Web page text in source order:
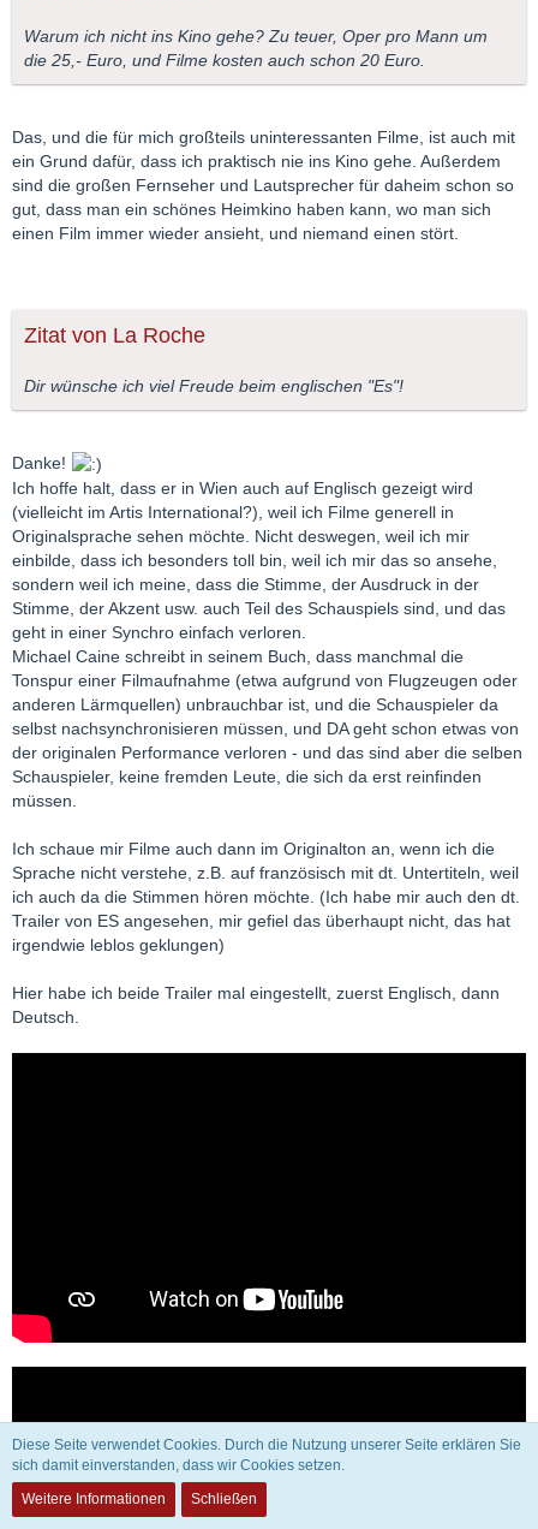
Warum ich nicht ins Kino gehe? Zu teuer, Oper pro Mann um
die 25,- Euro, und Filme kosten auch schon 20 Euro.
Das, und die für mich großteils uninteressanten Filme, ist auch mit
ein Grund dafür, dass ich praktisch nie ins Kino gehe. Außerdem
sind die großen Fernseher und Lautsprecher für daheim schon so
gut, dass man ein schönes Heimkino haben kann, wo man sich
einen Film immer wieder ansieht, und niemand einen stört.
Zitat von La Roche
Dir wünsche ich viel Freude beim englischen "Es"!
Danke!
Ich hoffe halt, dass er in Wien auch auf Englisch gezeigt wird
(vielleicht im Artis International?), weil ich Filme generell in
Originalsprache sehen möchte. Nicht deswegen, weil ich mir
einbilde, dass ich besonders toll bin, weil ich mir das so ansehe,
sondern weil ich meine, dass die Stimme, der Ausdruck in der
Stimme, der Akzent usw. auch Teil des Schauspiels sind, und das
geht in einer Synchro einfach verloren.
Michael Caine schreibt in seinem Buch, dass manchmal die
Tonspur einer Filmaufnahme (etwa aufgrund von Flugzeugen oder
anderen Lärmquellen) unbrauchbar ist, und die Schauspieler da
selbst nachsynchronisieren müssen, und DA geht schon etwas von
der originalen Performance verloren - und das sind aber die selben
Schauspieler, keine fremden Leute, die sich da erst reinfinden
müssen.
Ich schaue mir Filme auch dann im Originalton an, wenn ich die
Sprache nicht verstehe, z.B. auf französisch mit dt. Untertiteln, weil
ich auch da die Stimmen hören möchte. (Ich habe mir auch den dt.
Trailer von ES angesehen, mir gefiel das überhaupt nicht, das hat
irgendwie leblos geklungen)
Hier habe ich beide Trailer mal eingestellt, zuerst Englisch, dann
Deutsch.
Diese Seite verwendet Cookies. Durch die Nutzung unserer Seite erklären Sie
sich damit einverstanden, dass wir Cookies setzen.
Weitere Informationen
Schließen